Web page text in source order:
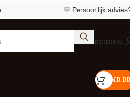
💬 Persoonlijk advies?Bel
Bezorgopties
€0.00